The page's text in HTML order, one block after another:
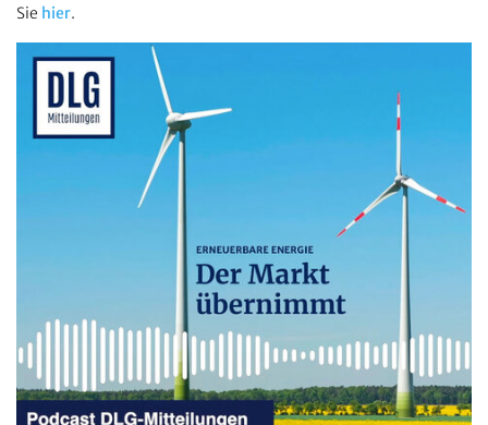
Sie hier.